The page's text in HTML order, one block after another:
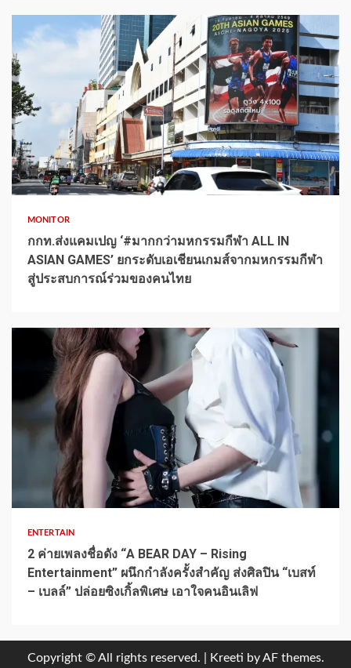
1 min read
MONITOR
กกท.ส่งแคมเปญ ‘#มากกว่ามหกรรมกีฬา ALL IN
ASIAN GAMES’ ยกระดับเอเชียนเกมส์จากมหกรรมกีฬา
สู่ประสบการณ์ร่วมของคนไทย
1 min read
ENTERTAIN
2 ค่ายเพลงชื่อดัง “A BEAR DAY – Rising
Entertainment” ผนึกกำลังครั้งสำคัญ ส่งศิลปิน “เบสท์
– เบลล์” ปล่อยซิงเกิ้ลพิเศษ เอาใจคนอินเลิฟ
Copyright © All rights reserved. Kreeti by AF themes.